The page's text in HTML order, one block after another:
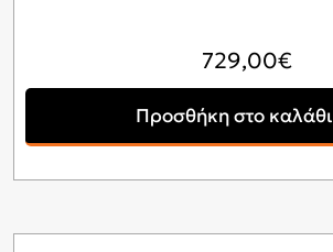
729,00€
Προσθήκη στο καλάθι